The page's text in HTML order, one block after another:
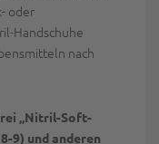
oder
Handschuhe
nach
„Nitril-Soft-
9) und anderen